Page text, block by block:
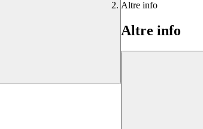
Altre info
Altre info